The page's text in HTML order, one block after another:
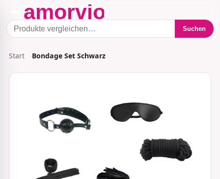
Suchen
Start Bondage Set Schwarz